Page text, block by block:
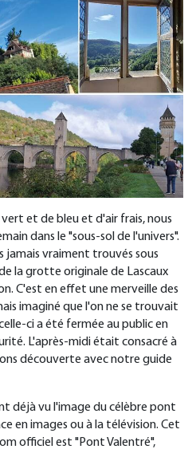
et de bleu et d'air frais, nous
dans le "sous-sol de l'univers".
jamais vraiment trouvés sous
la grotte originale de Lascaux
C'est en effet une merveille des
imaginé que l'on ne se trouvait
ci a été fermée au public en
L'après-midi était consacré à
découverte avec notre guide
déjà vu l'image du célèbre pont
en images ou à la télévision. Cet
officiel est "Pont Valentré",